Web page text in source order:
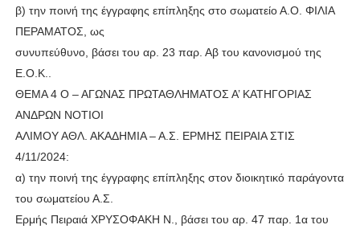
β) την ποινή της έγγραφης επίπληξης στο σωματείο Α.Ο. ΦΙΛΙΑ
ΠΕΡΑΜΑΤΟΣ, ως
συνυπεύθυνο, βάσει του αρ. 23 παρ. Αβ του κανονισμού της
Ε.Ο.Κ..
ΘΕΜΑ 4 Ο – ΑΓΩΝΑΣ ΠΡΩΤΑΘΛΗΜΑΤΟΣ Α’ ΚΑΤΗΓΟΡΙΑΣ
ΑΝΔΡΩΝ ΝΟΤΙΟΙ
ΑΛΙΜΟΥ ΑΘΛ. ΑΚΑΔΗΜΙΑ – Α.Σ. ΕΡΜΗΣ ΠΕΙΡΑΙΑ ΣΤΙΣ
4/11/2024:
α) την ποινή της έγγραφης επίπληξης στον διοικητικό παράγοντα
του σωματείου Α.Σ.
Ερμής Πειραιά ΧΡΥΣΟΦΑΚΗ Ν., βάσει του αρ. 47 παρ. 1α του